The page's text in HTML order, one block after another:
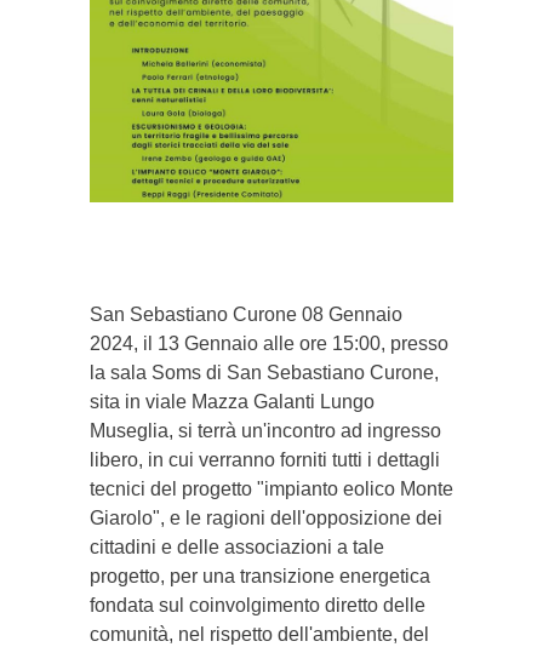
San Sebastiano Curone 08 Gennaio
2024, il 13 Gennaio alle ore 15:00, presso
la sala Soms di San Sebastiano Curone,
sita in viale Mazza Galanti Lungo
Museglia, si terrà un'incontro ad ingresso
libero, in cui verranno forniti tutti i dettagli
tecnici del progetto "impianto eolico Monte
Giarolo", e le ragioni dell'opposizione dei
cittadini e delle associazioni a tale
progetto, per una transizione energetica
fondata sul coinvolgimento diretto delle
comunità, nel rispetto dell'ambiente, del